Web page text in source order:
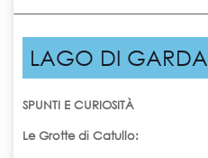
LAGO DI GARDA
SPUNTI E CURIOSITÀ
Le Grotte di Catullo: